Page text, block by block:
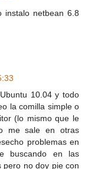
instalo netbean 6.8
10.04 y todo
la comilla simple o
(lo mismo que le
me sale en otras
problemas en
buscando en las
pero no doy pie con